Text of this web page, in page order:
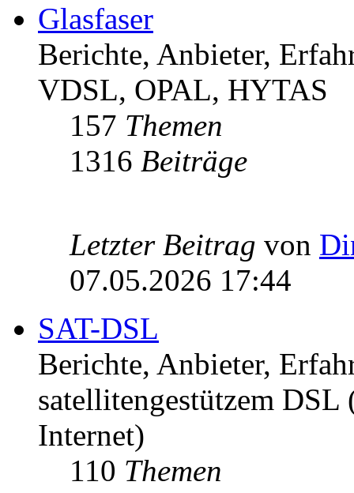
Glasfaser
Berichte, Anbieter,
VDSL, OPAL, HYTAS
157 Themen
1316 Beiträge
Letzter Beitrag von
07.05.2026 17:44
SAT-DSL
Berichte, Anbieter,
satellitengestützem
Internet)
110 Themen